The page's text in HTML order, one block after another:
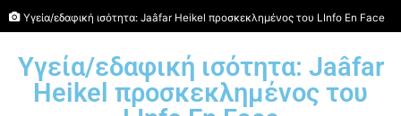
Υγεία/εδαφική ισότητα: Jaâfar Heikel προσκεκλημένος του LInfo En Face
Υγεία/εδαφική ισότητα: Jaâfar
Heikel προσκεκλημένος του